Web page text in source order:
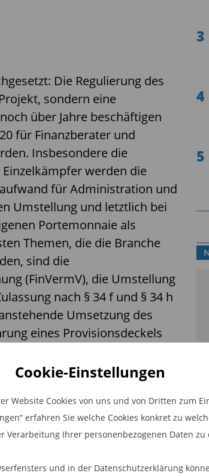
Cookie-Einstellungen
Website Cookies von uns und von Dritten zum
erfahren Sie welche Cookies konkret zu
Verarbeitung Ihrer personenbezogenen Daten
und in der Datenschutzerklärung
Die Regulierung des
sondern eine
über Jahre beschäftigen
für Finanzberater und
Insbesondere die
werden die
für Administration und
Umstellung und letztlich bei
Portemonnaie als
Themen, die die Branche
sind die
(FinVermV), die Umstellung
nach § 34 f und § 34 h
Umsetzung des
eines Provisionsdeckels
2020 in Kraft und betrifft
nach § 34 f GewO
mit einer §34h-Zulassung.
Kunden gegenüber nun alle
3
4
5